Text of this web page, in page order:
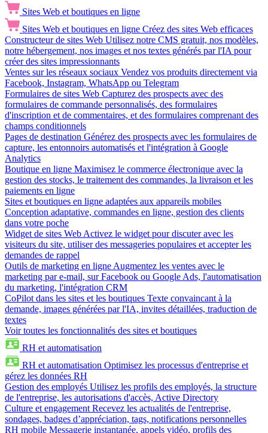
Sites Web et boutiques en ligne
Sites Web et boutiques en ligne Créez des sites Web efficaces
Constructeur de sites Web Utilisez notre CMS gratuit, nos modèles,
notre hébergement, nos images et nos textes générés par l'IA pour
créer des sites impressionnants
Ventes sur les réseaux sociaux Vendez vos produits directement via
Facebook, Instagram, WhatsApp ou Telegram
Formulaires de sites Web Capturez des prospects avec des
formulaires de commande personnalisés, des formulaires
d'inscription et de commentaires, et des formulaires comprenant des
champs conditionnels
Pages de destination Générez des prospects avec les formulaires de
capture, les entonnoirs automatisés et l'intégration à Google
Analytics
Boutique en ligne Maximisez le commerce électronique avec la
gestion des stocks, le traitement des commandes, la livraison et les
paiements en ligne
Sites et boutiques en ligne adaptées aux appareils mobiles
Conception adaptative, commandes en ligne, gestion des clients
dans votre poche
Widget de sites Web Activez le widget pour discuter avec les
visiteurs du site, utiliser des messageries populaires et accepter les
demandes de rappel
Outils de marketing en ligne Augmentez les ventes avec le
marketing par e-mail, sur Facebook ou Google Ads, l'automatisation
du marketing, l'intégration CRM
CoPilot dans les sites et les boutiques Texte convaincant à la
demande, images générées par l'IA, invites détaillées, traduction de
textes
Voir toutes les fonctionnalités des sites et boutiques
RH et automatisation
RH et automatisation Optimisez les processus d'entreprise et
gérez les données RH
Gestion des employés Utilisez les profils des employés, la structure
de l'entreprise, les autorisations d'accès, Active Directory
Culture et engagement Recevez les actualités de l'entreprise,
sondages, badges d’appréciation, tags, notifications personnelles
RH mobile Messagerie instantanée, appels vidéo, profils des